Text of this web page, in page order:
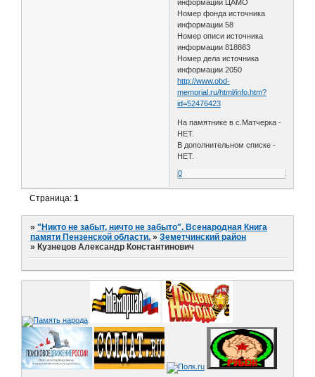
информации ЦАМО
Номер фонда источника
информации 58
Номер описи источника
информации 818883
Номер дела источника
информации 2050
http://www.obd-
memorial.ru/html/info.htm?
id=52476423
На памятнике в с.Матчерка -
НЕТ.
В дополнительном списке -
НЕТ.
0
Страница:1
»"Никто не забыт, ничто не забыто". Всенародная Книга
памяти Пензенской области. »Земетчинский район
» Кузнецов Александр Константинович